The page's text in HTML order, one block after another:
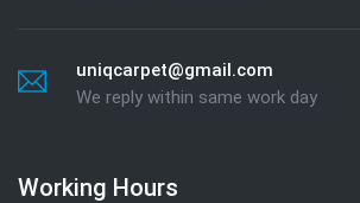
uniqcarpet@gmail.com
We reply within same work day
Working Hours